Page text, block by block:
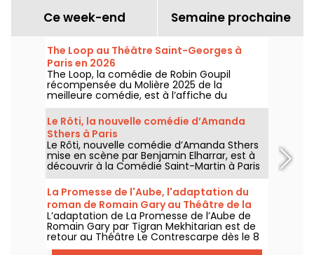
Ce week-end Semaine prochaine
The Loop au Théâtre Saint-Georges à
Paris en 2026
The Loop, la comédie de Robin Goupil
récompensée du Molière 2025 de la
meilleure comédie, est à l’affiche du
Théâtre Saint-Georges à Paris jusqu’au 15
novembre 2026.
Le Rôti, la nouvelle comédie d’Amanda
Sthers à Paris
Le Rôti, nouvelle comédie d’Amanda Sthers
mise en scène par Benjamin Elharrar, est à
découvrir à la Comédie Saint-Martin à Paris
jusqu’au 15 octobre 2026.
La Promesse de l'Aube, l'adaptation du
roman de Romain Gary au Théâtre de la
Contrescarpe
L’adaptation de La Promesse de l’Aube de
Romain Gary par Tigran Mekhitarian est de
retour au Théâtre Le Contrescarpe dès le 8
août 2026.